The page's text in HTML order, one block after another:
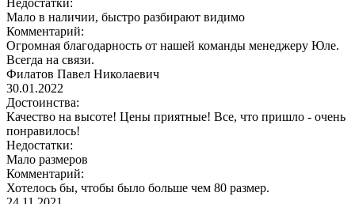
Мало в наличии, быстро разбирают видимо
Комментарий:
Огромная благодарность от нашей команды менеджеру Юле.
Всегда на связи.
Филатов Павел Николаевич
30.01.2022
Достоинства:
Качество на высоте! Цены приятные! Все, что пришло - очень
понравилось!
Недостатки:
Мало размеров
Комментарий:
Хотелось бы, чтобы было больше чем 80 размер.